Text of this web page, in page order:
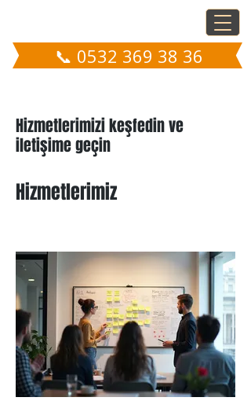
📞 0532 369 38 36
Hizmetlerimizi keşfedin ve
iletişime geçin
Hizmetlerimiz